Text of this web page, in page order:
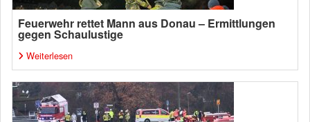
Feuerwehr rettet Mann aus Donau – Ermittlungen
gegen Schaulustige
Weiterlesen